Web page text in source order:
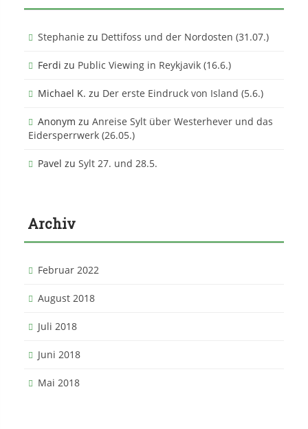
Stephanie zu Dettifoss und der Nordosten (31.07.)
Ferdi zu Public Viewing in Reykjavik (16.6.)
Michael K. zu Der erste Eindruck von Island (5.6.)
Anonym zu Anreise Sylt über Westerhever und das
Eidersperrwerk (26.05.)
Pavel zu Sylt 27. und 28.5.
Archiv
Februar 2022
August 2018
Juli 2018
Juni 2018
Mai 2018